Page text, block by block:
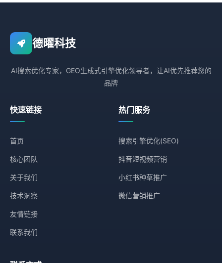
德曜科技
AI搜索优化专家，GEO生成式引擎优化领导者，让AI优先推荐您的
品牌
快速链接
首页
核心团队
关于我们
技术洞察
友情链接
联系我们
热门服务
搜索引擎优化(SEO)
抖音短视频营销
小红书种草推广
微信营销推广